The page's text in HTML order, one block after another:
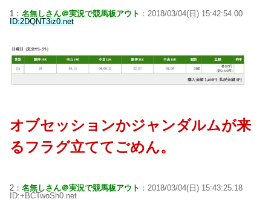
1： 名無しさん＠実況で競馬板アウト ：2018/03/04(日) 15:42:54.00
ID:2DQNT3iz0.net
オブセッションかジャンダルムが来
るフラグ立ててごめん。
2： 名無しさん＠実況で競馬板アウト ：2018/03/04(日) 15:43:25.18
ID:+BCTwoSh0.net